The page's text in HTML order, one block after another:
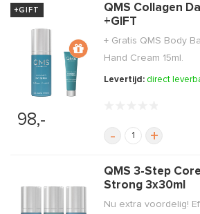
+GIFT
98,-
QMS Collagen
+GIFT
+ Gratis QMS Body
Hand Cream 15ml.
Levertijd: direct
- +
QMS 3-Step
Strong 3x30ml
Nu extra voordelig!